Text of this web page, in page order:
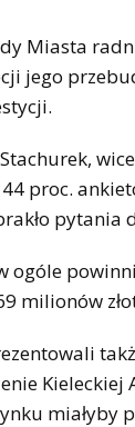
Miasta
jego
proc.
ogóle
milionów